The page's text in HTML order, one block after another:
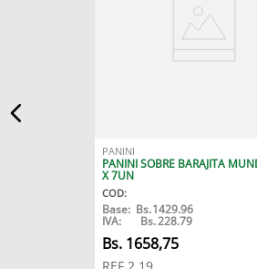
PANINI
PANINI SOBRE BARAJITA
X 7UN
COD:
Base: Bs.1429.96
IVA: Bs.228.79
1658,75